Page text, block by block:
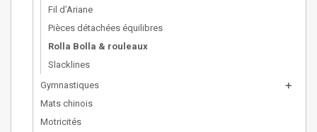
Fil d’Ariane
Pièces détachées équilibres
Rolla Bolla & rouleaux
Slacklines
Gymnastiques
add
Mats chinois
Motricités